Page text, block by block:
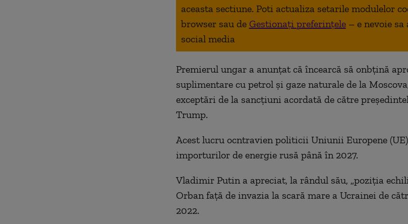
aceasta sectiune. Poti actualiza setarile modulelor
browser sau de Gestionați preferințele – e nevoie
social media
Premierul ungar a anunţat că încearcă să onbţină
suplimentare cu petrol şi gaze naturale de la
exceptări de la sancţiuni acordată de către
Trump.
Acest lucru ocntravien politicii Uniunii Europene
importurilor de energie rusă până în 2027.
Vladimir Putin a apreciat, la rândul său, „poziţia
Orban faţă de invazia la scară mare a Ucrainei de
2022.